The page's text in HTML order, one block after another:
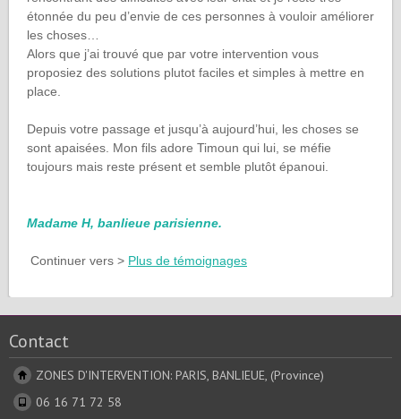
étonnée du peu d’envie de ces personnes à vouloir améliorer
les choses…
Alors que j’ai trouvé que par votre intervention vous
proposiez des solutions plutot faciles et simples à mettre en
place.
Depuis votre passage et jusqu’à aujourd’hui, les choses se
sont apaisées. Mon fils adore Timoun qui lui, se méfie
toujours mais reste présent et semble plutôt épanoui.
Madame H, banlieue parisienne.
Continuer vers > Plus de témoignages
Contact
ZONES D'INTERVENTION: PARIS, BANLIEUE, (Province)
06 16 71 72 58